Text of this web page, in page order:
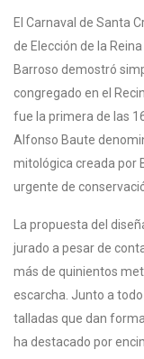
El Carnaval de Santa
de Elección de la
Barroso demostró
congregado en el
fue la primera de las
Alfonso Baute
mitológica creada por
urgente de
La propuesta del
jurado a pesar de
más de quinientos
escarcha. Junto a
talladas que dan
ha destacado por